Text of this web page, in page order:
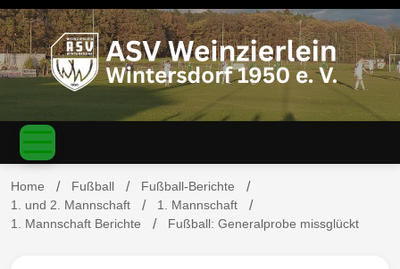
S
k
i
p
c
ASV
Home Fußball
Fußball-Berichte
1. und 2. Mannschaft
1. Mannschaft
1. Mannschaft Berichte
Fußball: Generalprobe missglückt